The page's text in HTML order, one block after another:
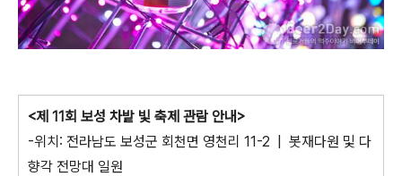
<제 11회 보성 차밭 빛 축제 관람 안내>
-위치: 전라남도 보성군 회천면 영천리 11-2 | 봇재다원 및 다
향각 전망대 일원